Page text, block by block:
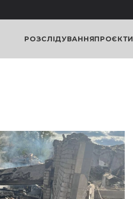
РОЗСЛІДУВАННЯПРОЄКТИ